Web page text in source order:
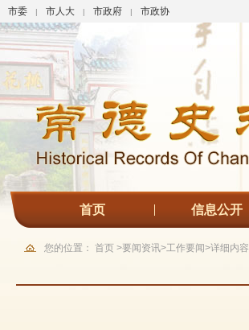
市委 | 市人大 | 市政府 | 市政协
首页 信息公开
您的位置： 首页 >要闻资讯>工作要闻>详细内容